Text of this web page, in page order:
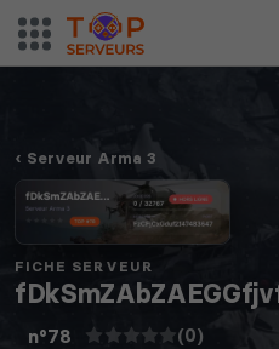
Serveur Arma 3
FICHE SERVEUR
n°78 (0)